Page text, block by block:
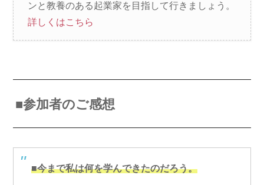
ンと教養のある起業家を目指して行きましょう。
詳しくはこちら
■参加者のご感想
■今まで私は何を学んできたのだろう。